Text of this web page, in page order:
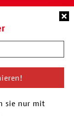
sie nur mit